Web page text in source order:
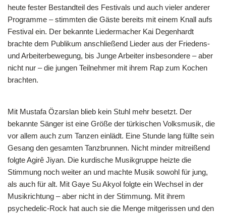
heute fester Bestandteil des Festivals und auch vieler anderer
Programme – stimmten die Gäste bereits mit einem Knall aufs
Festival ein. Der bekannte Liedermacher Kai Degenhardt
brachte dem Publikum anschließend Lieder aus der Friedens-
und Arbeiterbewegung, bis Junge Arbeiter insbesondere – aber
nicht nur – die jungen Teilnehmer mit ihrem Rap zum Kochen
brachten.
Mit Mustafa Özarslan blieb kein Stuhl mehr besetzt. Der
bekannte Sänger ist eine Größe der türkischen Volksmusik, die
vor allem auch zum Tanzen einlädt. Eine Stunde lang füllte sein
Gesang den gesamten Tanzbrunnen. Nicht minder mitreißend
folgte Agirê Jiyan. Die kurdische Musikgruppe heizte die
Stimmung noch weiter an und machte Musik sowohl für jung,
als auch für alt. Mit Gaye Su Akyol folgte ein Wechsel in der
Musikrichtung – aber nicht in der Stimmung. Mit ihrem
psychedelic-Rock hat auch sie die Menge mitgerissen und den